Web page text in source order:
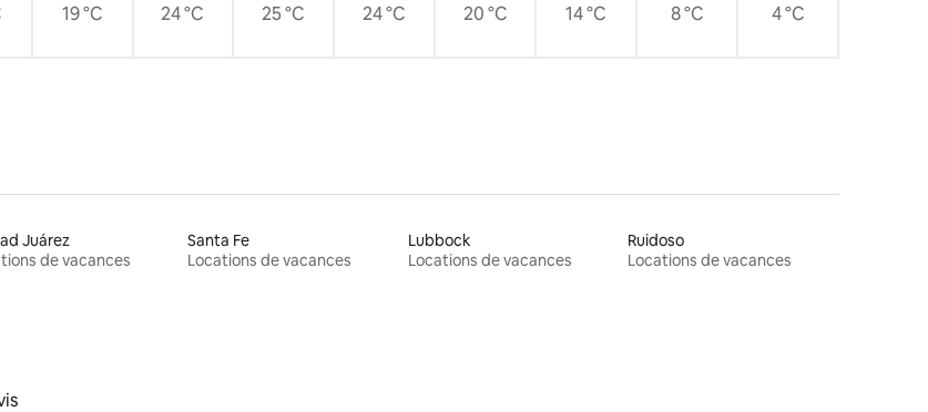
19 °C 24 °C 25 °C 24 °C 20 °C 14 °C 8 °C 4 °C
Juárez
de vacances
Santa Fe
Locations de vacances
Lubbock
Locations de vacances
Ruidoso
Locations de vacances